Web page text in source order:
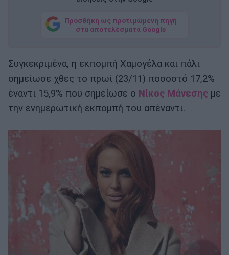
Προσθήκη ως προτιμώμενη πηγή
στα αποτελέσματα Google
Συγκεκριμένα, η εκπομπή Χαμογέλα και πάλι
σημείωσε χθες το πρωί (23/11) ποσοστό 17,2%
έναντι 15,9% που σημείωσε ο Νίκος Μάνεσης με
την ενημερωτική εκπομπή του απέναντι.